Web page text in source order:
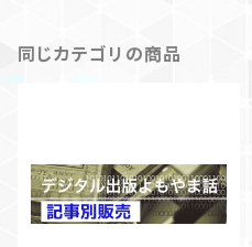
同じカテゴリの商品